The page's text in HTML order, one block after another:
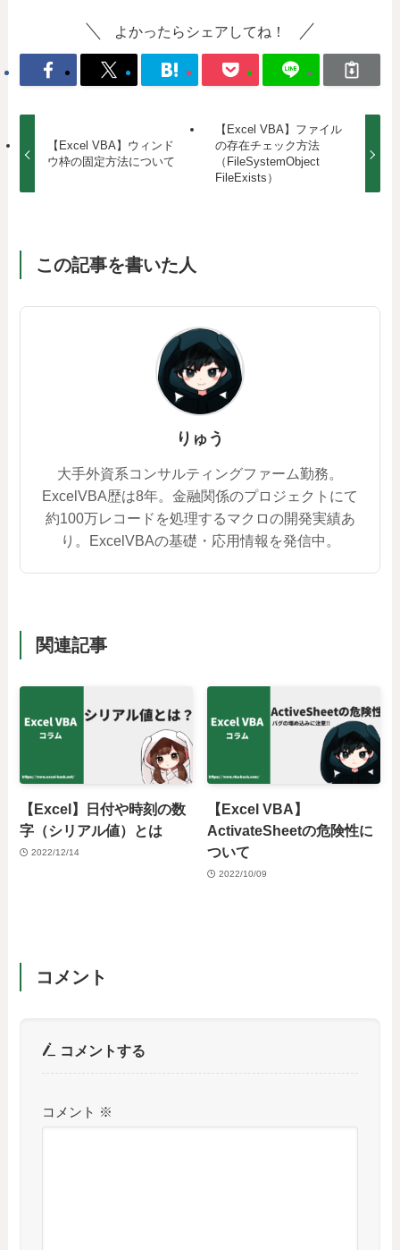
よかったらシェアしてね！
【Excel VBA】ウィンド
ウ枠の固定方法について
【Excel VBA】ファイル
の存在チェック方法
（FileSystemObject
FileExists）
この記事を書いた人
りゅう
大手外資系コンサルティングファーム勤務。
ExcelVBA歴は8年。金融関係のプロジェクトにて
約100万レコードを処理するマクロの開発実績あ
り。ExcelVBAの基礎・応用情報を発信中。
関連記事
【Excel】日付や時刻の数
字（シリアル値）とは
2022/12/14
【Excel VBA】
ActivateSheetの危険性に
ついて
2022/10/09
コメント
コメントする
コメント ※